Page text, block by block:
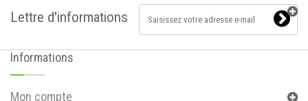
Lettre d'informations
Informations
Mon compte